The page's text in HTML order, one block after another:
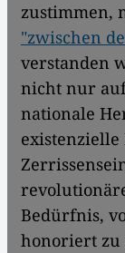
zustimmen,
"zwischen
verstanden
nicht nur
nationale
existenzielle
Bedürfnis,
honoriert zu